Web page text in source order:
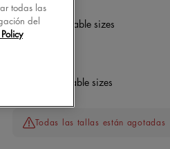
colorNo available sizes
No available sizes
Todas las tallas están agotadas
todas las
del